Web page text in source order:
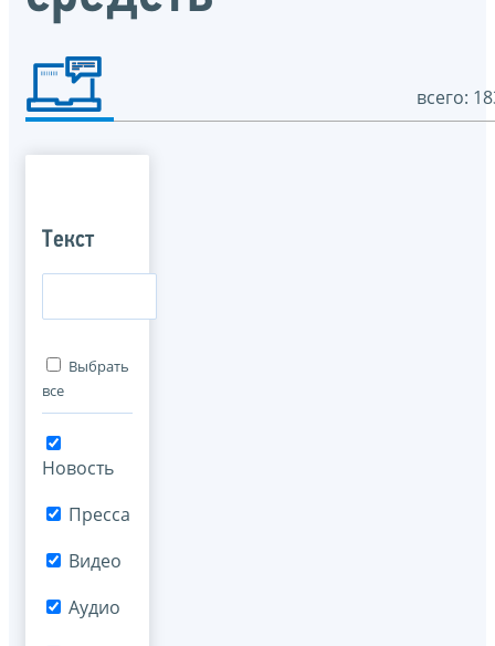
всего:
Текст
Выбрать
все
Новость
Пресса
Видео
Аудио